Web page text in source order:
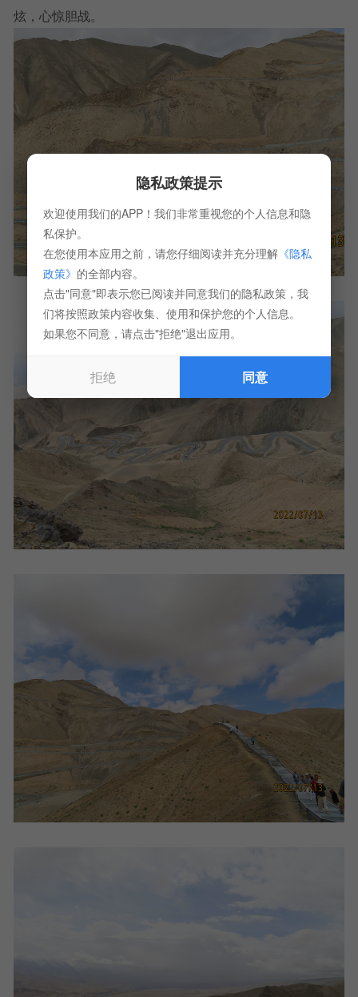
炫，心惊胆战。
隐私政策提示
欢迎使用我们的APP！我们非常重视您的个人信息和隐
私保护。
在您使用本应用之前，请您仔细阅读并充分理解《隐私
政策》 的全部内容。
点击"同意"即表示您已阅读并同意我们的隐私政策，我
们将按照政策内容收集、使用和保护您的个人信息。
如果您不同意，请点击"拒绝"退出应用。
拒绝 同意